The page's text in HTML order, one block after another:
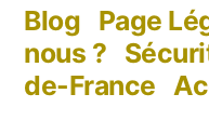
Blog Page
nous ?
de-France